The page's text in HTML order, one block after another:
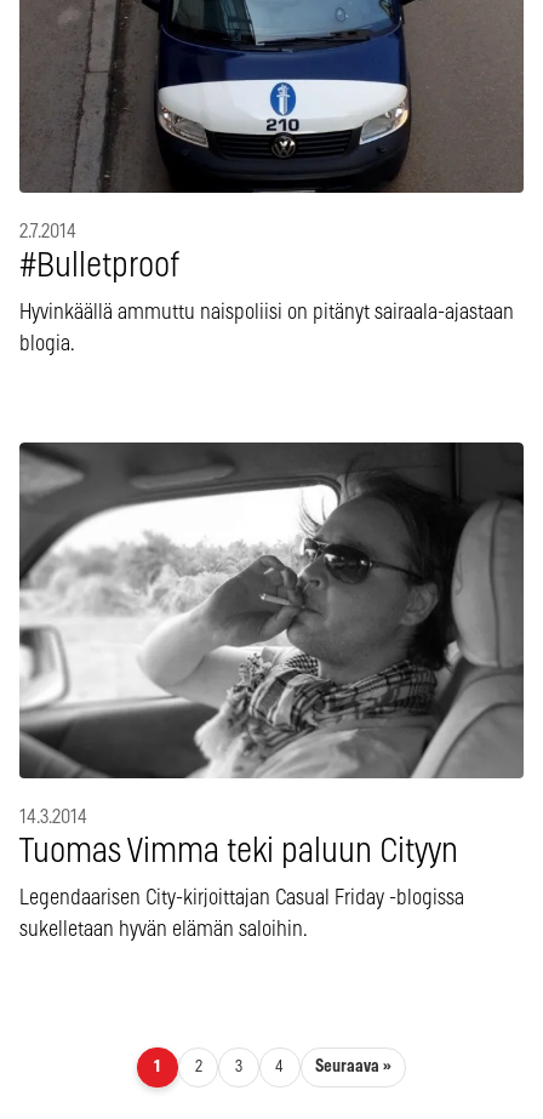
2.7.2014
#Bulletproof
Hyvinkäällä ammuttu naispoliisi on pitänyt sairaala-ajastaan
blogia.
14.3.2014
Tuomas Vimma teki paluun Cityyn
Legendaarisen City-kirjoittajan Casual Friday -blogissa
sukelletaan hyvän elämän saloihin.
Artikkelien sivutus
1 2 3 4 Seuraava »